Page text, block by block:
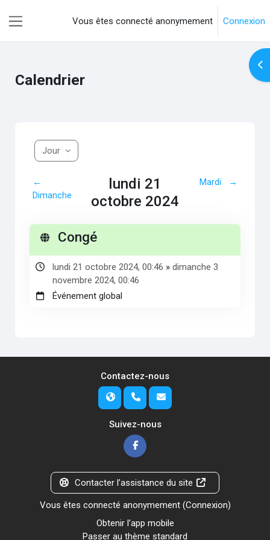
Vous êtes connecté anonymement Connexion
Calendrier
Jour
←
Dimanche
lundi 21
octobre 2024
Mardi →
Congé
lundi 21 octobre 2024, 00:46 »dimanche 3
novembre 2024, 00:46
Événement global
Contactez-nous
Suivez-nous
Contacter l’assistance du site
Vous êtes connecté anonymement (Connexion)
Obtenir l’app mobile
Passer au thème standard